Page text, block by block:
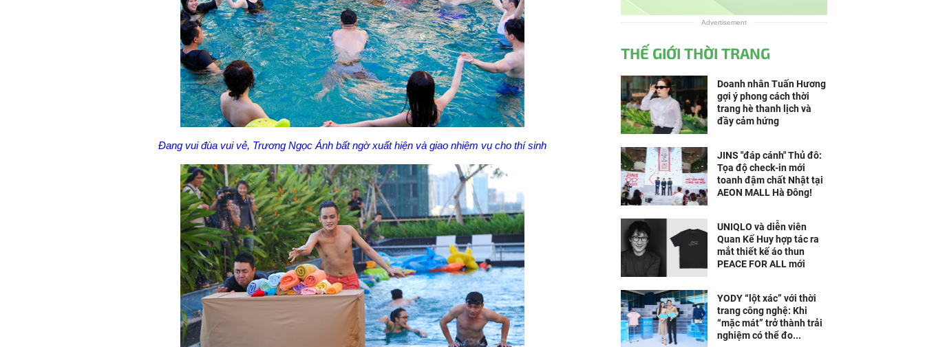
Đang vui đùa vui vẻ, Trương Ngọc Ánh bất ngờ xuất hiện và giao nhiệm vụ cho thí sinh
Advertisement
THẾ GIỚI THỜI TRANG
Doanh nhân Tuấn Hương
gợi ý phong cách thời
trang hè thanh lịch và
đầy cảm hứng
JINS "đáp cánh" Thủ đô:
Tọa độ check-in mới
toanh đậm chất Nhật tại
AEON MALL Hà Đông!
UNIQLO và diễn viên
Quan Kế Huy hợp tác ra
mắt thiết kế áo thun
PEACE FOR ALL mới
YODY “lột xác” với thời
trang công nghệ: Khi
“mặc mát” trở thành trải
nghiệm có thể đo...